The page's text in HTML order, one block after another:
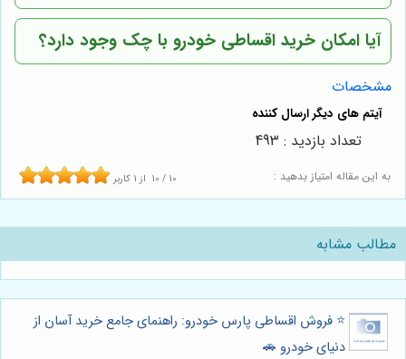
آیا امکان خرید اقساطی خودرو با چک وجود دارد؟
مشخصات
به این مقاله امتیاز بدهید : 10 / 10 از 1 کاربر
تعداد بازدید : 493
مطالب مشابه
⭐️ فروش اقساطی پارس خودرو: راهنمای جامع خرید آسان از
دنیای خودرو 🚗